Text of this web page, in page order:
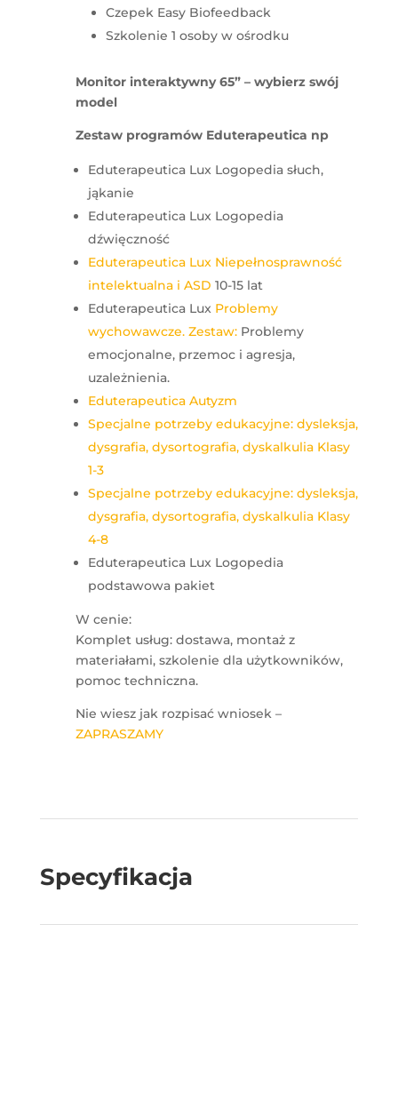
Czepek Easy Biofeedback
Szkolenie 1 osoby w ośrodku
Monitor interaktywny 65” – wybierz swój
model
Zestaw programów Eduterapeutica np
Eduterapeutica Lux Logopedia słuch,
jąkanie
Eduterapeutica Lux Logopedia
dźwięczność
Eduterapeutica Lux Niepełnosprawność
intelektualna i ASD 10-15 lat
Eduterapeutica Lux Problemy
wychowawcze. Zestaw: Problemy
emocjonalne, przemoc i agresja,
uzależnienia.
Eduterapeutica Autyzm
Specjalne potrzeby edukacyjne: dysleksja,
dysgrafia, dysortografia, dyskalkulia Klasy
1-3
Specjalne potrzeby edukacyjne: dysleksja,
dysgrafia, dysortografia, dyskalkulia Klasy
4-8
Eduterapeutica Lux Logopedia
podstawowa pakiet
W cenie:
Komplet usług: dostawa, montaż z
materiałami, szkolenie dla użytkowników,
pomoc techniczna.
Nie wiesz jak rozpisać wniosek –
ZAPRASZAMY
Specyfikacja